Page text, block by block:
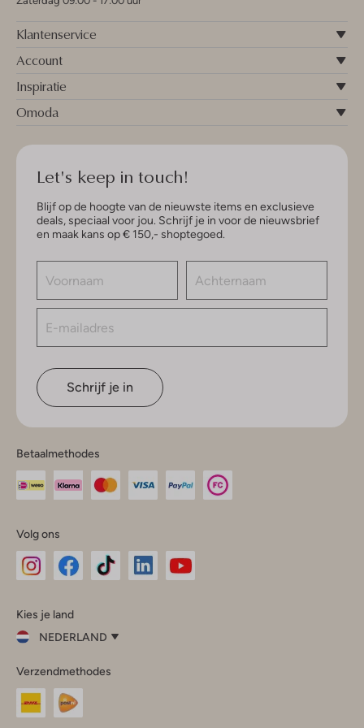
Klantenservice
Account
Inspiratie
Omoda
Let's keep in touch!
Blijf op de hoogte van de nieuwste items en exclusieve
deals, speciaal voor jou. Schrijf je in voor de nieuwsbrief
en maak kans op € 150,- shoptegoed.
Schrijf je in
Betaalmethodes
Volg ons
InstagramFacebook
Kies je land
NEDERLAND
je
land
Nederland
Verzendmethodes